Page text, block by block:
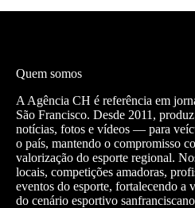
Quem somos
A Agência CH é referência em
São Francisco. Desde 2011,
notícias, fotos e vídeos — para
o país, mantendo o compromisso
valorização do esporte regional.
locais, competições amadoras,
eventos do esporte, fortalecendo a
do cenário esportivo